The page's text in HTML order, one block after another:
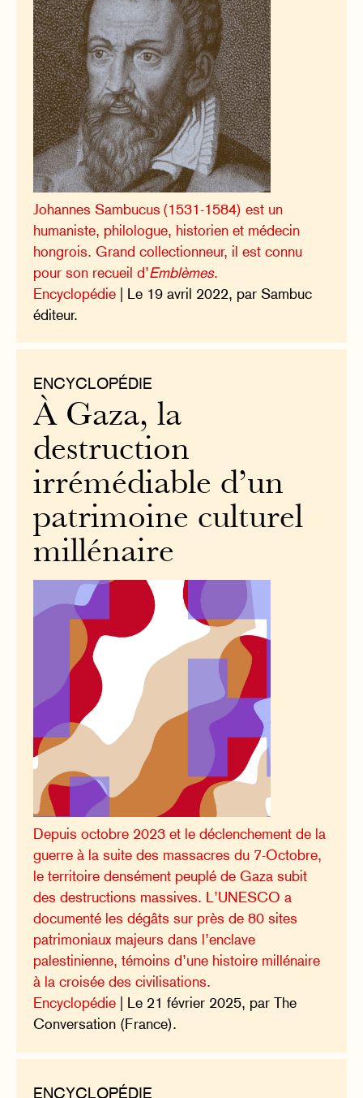
Johannes Sambucus (1531-1584) est un
humaniste, philologue, historien et médecin
hongrois. Grand collectionneur, il est connu
pour son recueil d’Emblèmes.
Encyclopédie | Le 19 avril 2022, par Sambuc
éditeur.
ENCYCLOPÉDIE
À Gaza, la
destruction
irrémédiable d’un
patrimoine culturel
millénaire
Depuis octobre 2023 et le déclenchement de la
guerre à la suite des massacres du 7-Octobre,
le territoire densément peuplé de Gaza subit
des destructions massives. L’UNESCO a
documenté les dégâts sur près de 80 sites
patrimoniaux majeurs dans l’enclave
palestinienne, témoins d’une histoire millénaire
à la croisée des civilisations.
Encyclopédie | Le 21 février 2025, par The
Conversation (France).
ENCYCLOPÉDIE